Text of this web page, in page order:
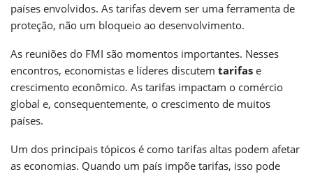
países envolvidos. As tarifas devem ser uma ferramenta de
proteção, não um bloqueio ao desenvolvimento.
As reuniões do FMI são momentos importantes. Nesses
encontros, economistas e líderes discutem tarifas e
crescimento econômico. As tarifas impactam o comércio
global e, consequentemente, o crescimento de muitos
países.
Um dos principais tópicos é como tarifas altas podem afetar
as economias. Quando um país impõe tarifas, isso pode